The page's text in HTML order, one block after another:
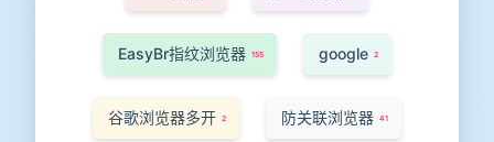
EasyBr指纹浏览器 155 google 2
谷歌浏览器多开 2 防关联浏览器 41